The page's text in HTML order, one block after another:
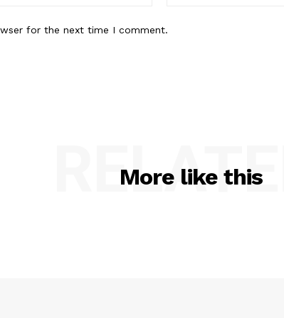
for the next time I comment.
More like this
RELATED